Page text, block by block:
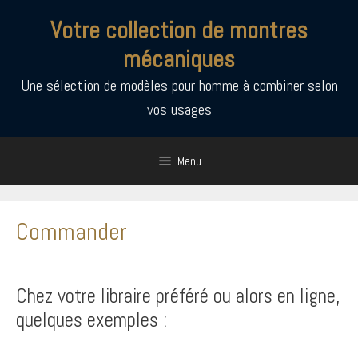
Votre collection de montres
mécaniques
Une sélection de modèles pour homme à combiner selon
vos usages
Menu
Commander
Chez votre libraire préféré ou alors en ligne,
quelques exemples :